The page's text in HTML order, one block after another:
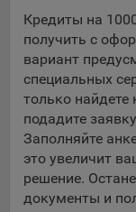
Яндекса
сервис показа
Europe AG,
Google Ads -
House Barrow
Кредиты на
получить с
вариант
специальных
только найдете
подадите
Заполняйте
это увеличит
решение.
документы и